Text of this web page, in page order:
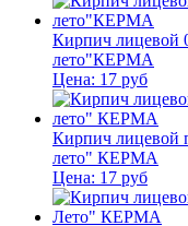
Кирпич
лето"КЕРМА
Цена: 17 руб
Кирпич лицевой
лето" КЕРМА
Цена: 17 руб